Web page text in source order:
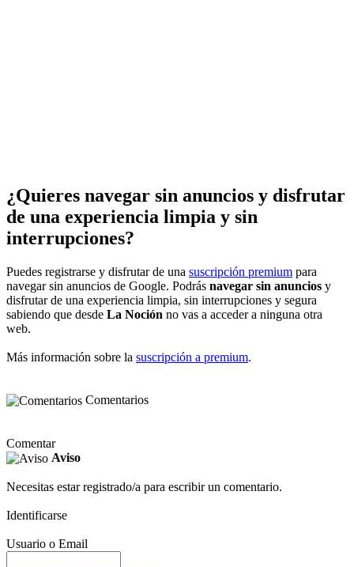
¿Quieres navegar sin anuncios y disfrutar
de una experiencia limpia y sin
interrupciones?
Puedes registrarse y disfrutar de una suscripción premium para
navegar sin anuncios de Google. Podrás navegar sin anuncios y
disfrutar de una experiencia limpia, sin interrupciones y segura
sabiendo que desde La Noción no vas a acceder a ninguna otra
web.
Más información sobre la suscripción a premium.
Comentarios
Comentar
Aviso
Necesitas estar registrado/a para escribir un comentario.
Identificarse
Usuario o Email